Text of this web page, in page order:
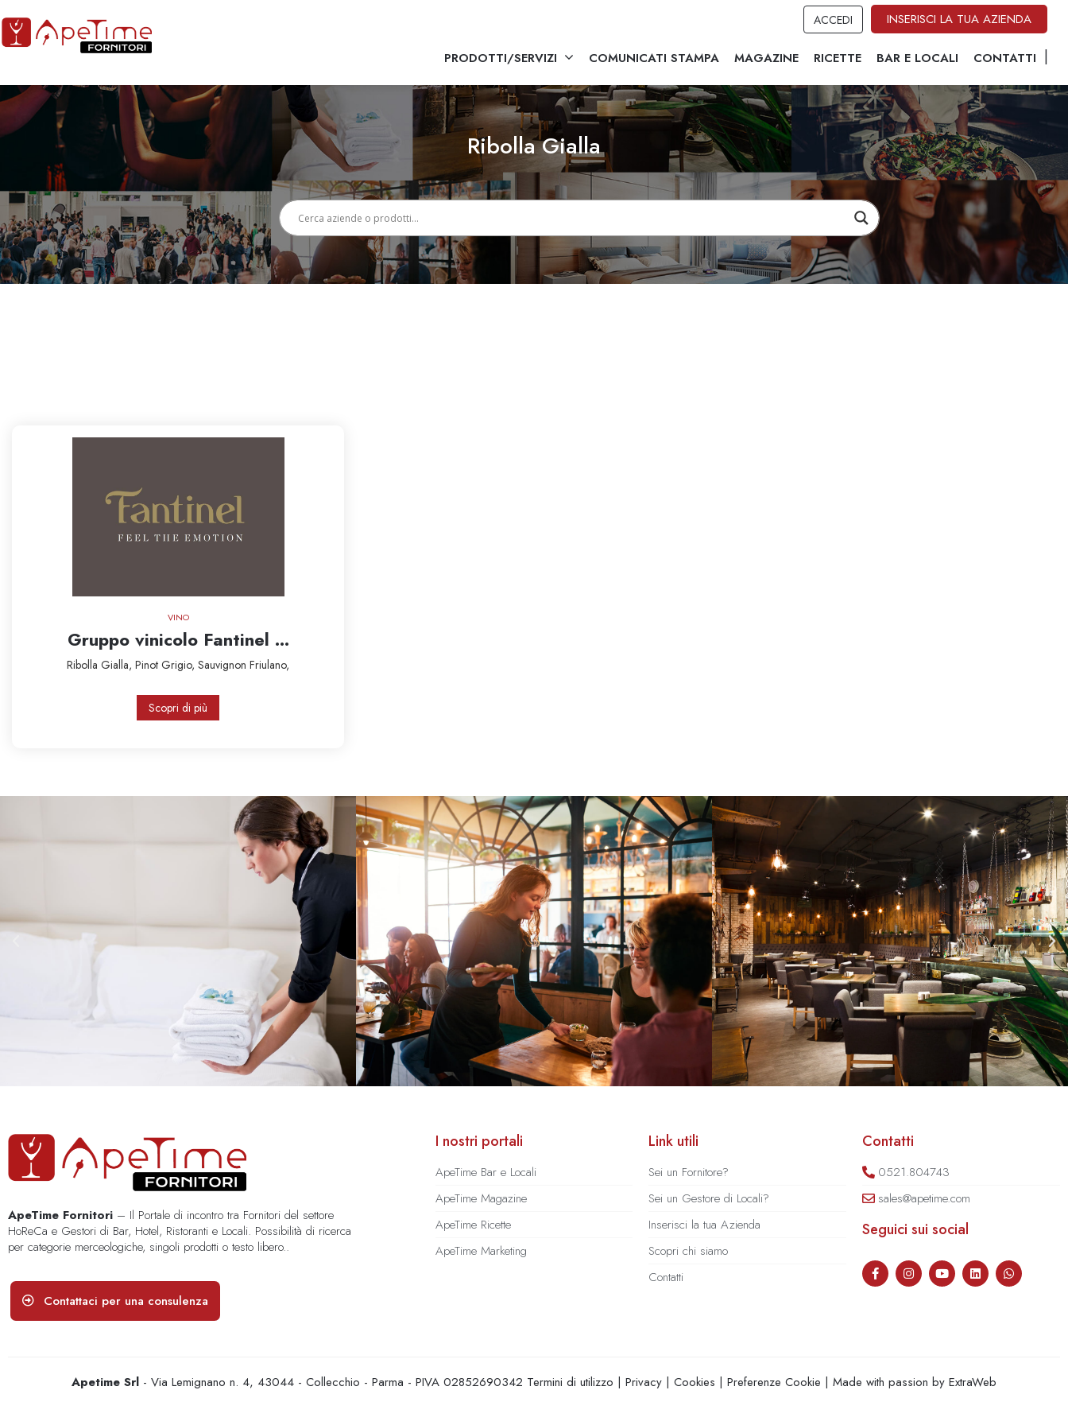
ACCEDI INSERISCI LA TUA AZIENDA
PRODOTTI/SERVIZI COMUNICATI STAMPA MAGAZINE RICETTE BAR E LOCALI CONTATTI
Ribolla Gialla
VINO
Gruppo vinicolo Fantinel ...
Ribolla Gialla, Pinot Grigio, Sauvignon Friulano,
Scopri di più
ApeTime Fornitori – Il Portale di incontro tra Fornitori del settore
HoReCa e Gestori di Bar, Hotel, Ristoranti e Locali. Possibilità di ricerca
per categorie merceologiche, singoli prodotti o testo libero..
Contattaci per una consulenza
I nostri portali
ApeTime Bar e Locali
ApeTime Magazine
ApeTime Ricette
ApeTime Marketing
Link utili
Sei un Fornitore?
Sei un Gestore di Locali?
Inserisci la tua Azienda
Scopri chi siamo
Contatti
Contatti
0521.804743
sales@apetime.com
Seguici sui social
Apetime Srl - Via Lemignano n. 4, 43044 - Collecchio - Parma - PIVA 02852690342 Termini di utilizzo | Privacy | Cookies | Preferenze Cookie | Made with passion by ExtraWeb